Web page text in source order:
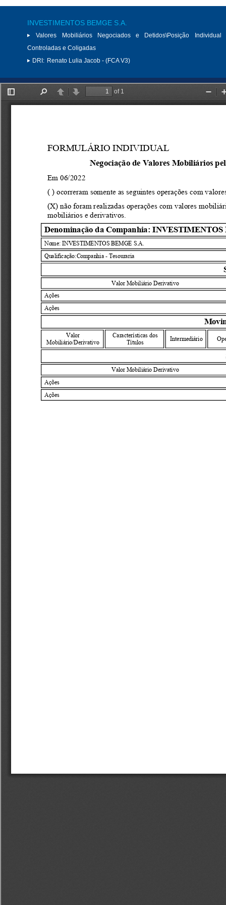
INVESTIMENTOS BEMGE S.A.
Valores Mobiliários Negociados e Detidos\Posição
Controladas e Coligadas
DRI: Renato Lulia Jacob - (FCA V3)